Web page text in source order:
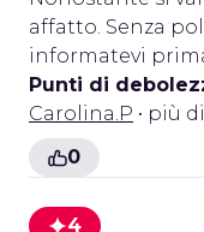
affatto. Senza
informatevi
Punti di
Carolina.P • più
0
4